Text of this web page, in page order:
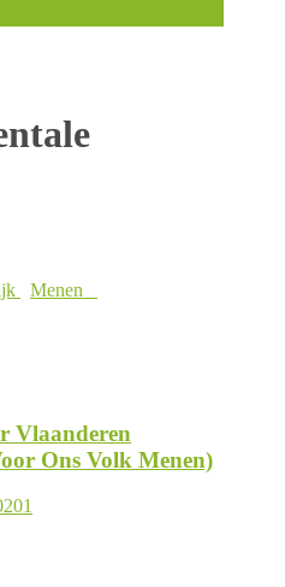
Menen
Vlaanderen
Ons Volk Menen)